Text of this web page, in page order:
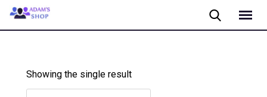
Skip
Showing the single result